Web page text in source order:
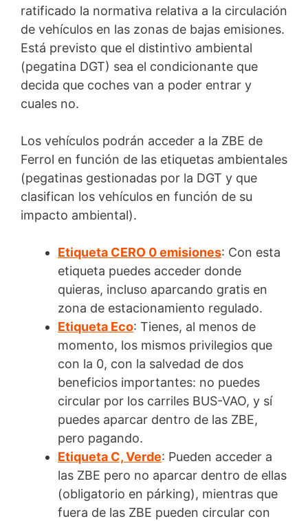
ratificado la normativa relativa a la circulación
de vehículos en las zonas de bajas emisiones.
Está previsto que el distintivo ambiental
(pegatina DGT) sea el condicionante que
decida que coches van a poder entrar y
cuales no.
Los vehículos podrán acceder a la ZBE de
Ferrol en función de las etiquetas ambientales
(pegatinas gestionadas por la DGT y que
clasifican los vehículos en función de su
impacto ambiental).
Etiqueta CERO 0 emisiones: Con esta
etiqueta puedes acceder donde
quieras, incluso aparcando gratis en
zona de estacionamiento regulado.
Etiqueta Eco: Tienes, al menos de
momento, los mismos privilegios que
con la 0, con la salvedad de dos
beneficios importantes: no puedes
circular por los carriles BUS-VAO, y sí
puedes aparcar dentro de las ZBE,
pero pagando.
Etiqueta C, Verde: Pueden acceder a
las ZBE pero no aparcar dentro de ellas
(obligatorio en párking), mientras que
fuera de las ZBE pueden circular con